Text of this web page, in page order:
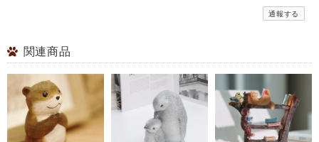
通報する
関連商品